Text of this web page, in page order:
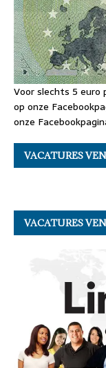
Voor slechts 5 euro
op onze
onze
VACATURES
VACATURES